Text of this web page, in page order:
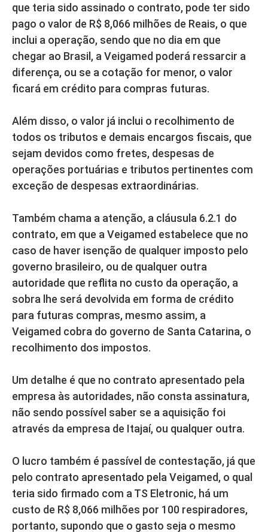
que teria sido assinado o contrato, pode ter sido
pago o valor de R$ 8,066 milhões de Reais, o que
inclui a operação, sendo que no dia em que
chegar ao Brasil, a Veigamed poderá ressarcir a
diferença, ou se a cotação for menor, o valor
ficará em crédito para compras futuras.
Além disso, o valor já inclui o recolhimento de
todos os tributos e demais encargos fiscais, que
sejam devidos como fretes, despesas de
operações portuárias e tributos pertinentes com
exceção de despesas extraordinárias.
Também chama a atenção, a cláusula 6.2.1 do
contrato, em que a Veigamed estabelece que no
caso de haver isenção de qualquer imposto pelo
governo brasileiro, ou de qualquer outra
autoridade que reflita no custo da operação, a
sobra lhe será devolvida em forma de crédito
para futuras compras, mesmo assim, a
Veigamed cobra do governo de Santa Catarina, o
recolhimento dos impostos.
Um detalhe é que no contrato apresentado pela
empresa às autoridades, não consta assinatura,
não sendo possível saber se a aquisição foi
através da empresa de Itajaí, ou qualquer outra.
O lucro também é passível de contestação, já que
pelo contrato apresentado pela Veigamed, o qual
teria sido firmado com a TS Eletronic, há um
custo de R$ 8,066 milhões por 100 respiradores,
portanto, supondo que o gasto seja o mesmo